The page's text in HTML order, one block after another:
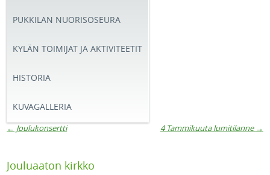
PUKKILAN NUORISOSEURA
KYLÄN TOIMIJAT JA AKTIVITEETIT
HISTORIA
KUVAGALLERIA
← Joulukonsertti 4 Tammikuuta lumitilanne →
Jouluaaton kirkko